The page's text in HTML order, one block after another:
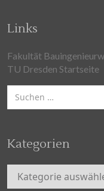
Links
Fakultät
TU Dresden Startseite
Suchen
nach:
Kategorien
Kategorien